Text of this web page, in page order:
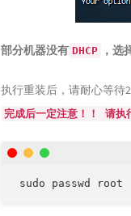
部分机器没有 DHCP ，选
执行重装后，请耐心等待
完成后一定注意！！ 请执